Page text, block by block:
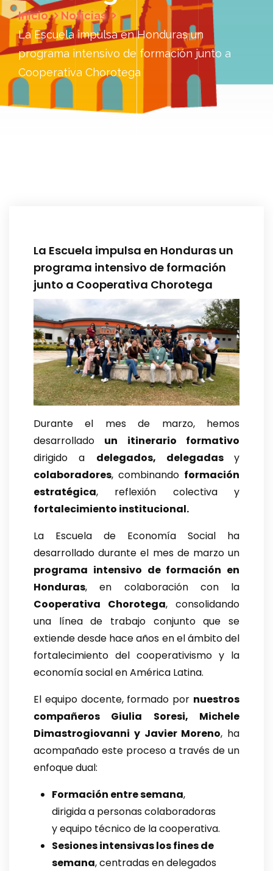
Inicio
Noticias
La Escuela impulsa en Honduras un
programa intensivo de formación junto a
Cooperativa Chorotega
La Escuela impulsa en Honduras un
programa intensivo de formación
junto a Cooperativa Chorotega
Durante el mes de marzo, hemos
desarrollado un itinerario formativo
dirigido a delegados, delegadas y
colaboradores, combinando formación
estratégica, reflexión colectiva y
fortalecimiento institucional.
La Escuela de Economía Social ha
desarrollado durante el mes de marzo un
programa intensivo de formación en
Honduras, en colaboración con la
Cooperativa Chorotega, consolidando
una línea de trabajo conjunto que se
extiende desde hace años en el ámbito del
fortalecimiento del cooperativismo y la
economía social en América Latina.
El equipo docente, formado por nuestros
compañeros Giulia Soresi, Michele
Dimastrogiovanni y Javier Moreno, ha
acompañado este proceso a través de un
enfoque dual:
Formación entre semana,
dirigida a personas colaboradoras
y equipo técnico de la cooperativa.
Sesiones intensivas los fines de
semana, centradas en delegados